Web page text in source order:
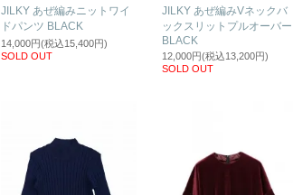
JILKY あぜ編みニットワイ
ドパンツ BLACK
14,000円(税込15,400円)
SOLD OUT
JILKY あぜ編みVネックバ
ックスリットプルオーバー
BLACK
12,000円(税込13,200円)
SOLD OUT